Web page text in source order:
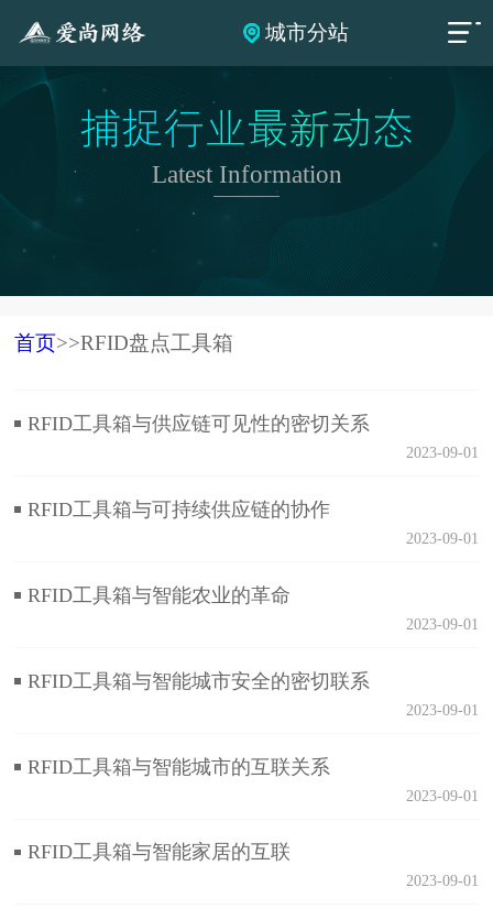
城市分站
捕捉行业最新动态
Latest Information
首页>>RFID盘点工具箱
RFID工具箱与供应链可见性的密切关系
2023-09-01
RFID工具箱与可持续供应链的协作
2023-09-01
RFID工具箱与智能农业的革命
2023-09-01
RFID工具箱与智能城市安全的密切联系
2023-09-01
RFID工具箱与智能城市的互联关系
2023-09-01
RFID工具箱与智能家居的互联
2023-09-01